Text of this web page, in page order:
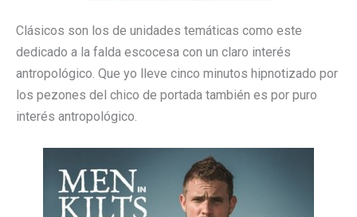
Clásicos son los de unidades temáticas como este
dedicado a la falda escocesa con un claro interés
antropológico. Que yo lleve cinco minutos hipnotizado por
los pezones del chico de portada también es por puro
interés antropológico.